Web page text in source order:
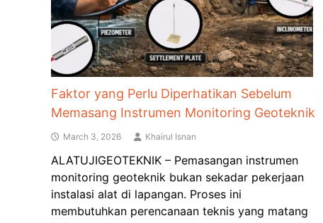
Faktor yang Perlu Diperhatikan Sebelum
Memasang Instrumen Monitoring Geoteknik
March 3, 2026 Khairul Isnan
ALATUJIGEOTEKNIK – Pemasangan instrumen
monitoring geoteknik bukan sekadar pekerjaan
instalasi alat di lapangan. Proses ini
membutuhkan perencanaan teknis yang matang